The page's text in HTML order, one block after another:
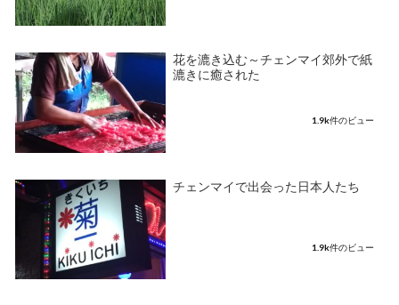
花を漉き込む～チェンマイ郊外で紙
漉きに癒された
1.9k件のビュー
チェンマイで出会った日本人たち
1.9k件のビュー